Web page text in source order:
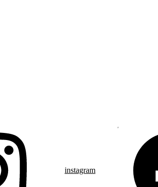
instagram